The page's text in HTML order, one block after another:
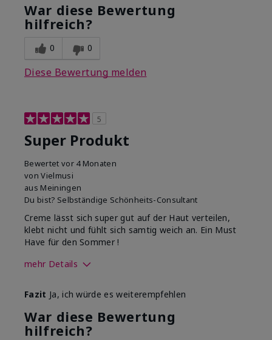
insgesamt?
War diese Bewertung
hilfreich?
0 0
Diese Bewertung melden
5
Super Produkt
Bewertet vor 4 Monaten
von Vielmusi
aus Meiningen
Du bist? Selbständige Schönheits-Consultant
Creme lässt sich super gut auf der Haut verteilen,
klebt nicht und fühlt sich samtig weich an. Ein Must
Have für den Sommer !
mehr Details
Anwendungserfahrung
mit dem Produkt
insgesamt?
Hautgefühl, Lässt sich
Zieht gut ein
Fazit Ja, ich würde es weiterempfehlen
War diese Bewertung
hilfreich?